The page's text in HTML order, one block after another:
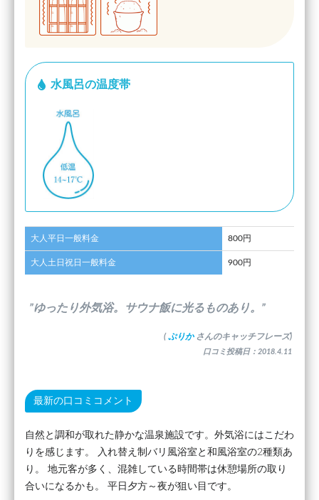
水風呂の温度帯
大人平日一般料金 800円
大人土日祝日一般料金 900円
”ゆったり外気浴。サウナ飯に光るものあり。”
( ぷりか さんのキャッチフレーズ)
口コミ投稿日：2018.4.11
最新の口コミコメント
自然と調和が取れた静かな温泉施設です。外気浴にはこだわ
りを感じます。 入れ替え制バリ風浴室と和風浴室の2種類あ
り。 地元客が多く、混雑している時間帯は休憩場所の取り
合いになるかも。 平日夕方～夜が狙い目です。